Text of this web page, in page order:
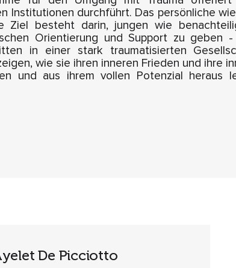
Institutionen durchführt. Das persönliche
Ziel besteht darin, jungen wie
Orientierung und Support zu geben -
in einer stark traumatisierten
wie sie ihren inneren Frieden und ihre
und aus ihrem vollen Potenzial heraus
De Picciotto